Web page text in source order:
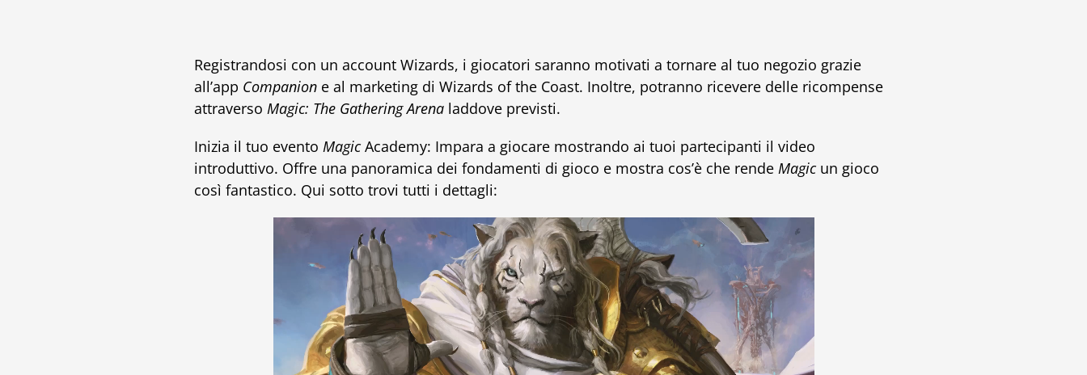
Registrandosi con un account Wizards, i giocatori saranno motivati a tornare al tuo negozio grazie
all’app Companion e al marketing di Wizards of the Coast. Inoltre, potranno ricevere delle ricompense
attraverso Magic: The Gathering Arena laddove previsti.
Inizia il tuo evento MagicAcademy: Impara a giocare mostrando ai tuoi partecipanti il video
introduttivo. Offre una panoramica dei fondamenti di gioco e mostra cos’è che rende Magicun gioco
così fantastico. Qui sotto trovi tutti i dettagli: